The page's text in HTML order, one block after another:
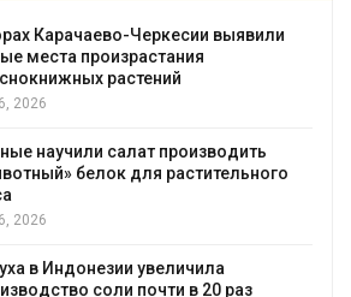
В Домодедове ликвидируют
последствия разлива химикатов после
пожара на складе
Авг 6, 2026
Изменение климата меняет ареалы
бабочек по всему миру
Авг 6, 2026
установки солнечных панелей для